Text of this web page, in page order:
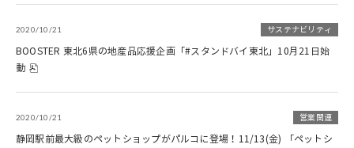
2020/10/21 サステナビリティ
BOOSTER 東北6県の地産品応援企画「#スタンドバイ東北」10月21日始
動
2020/10/21 営業関連
静岡駅前最大級のペットショップがパルコに登場！11/13(金) 「ペットシ